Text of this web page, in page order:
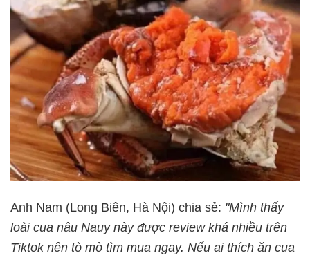
Anh Nam (Long Biên, Hà Nội) chia sẻ: "Mình thấy
loài cua nâu Nauy này được review khá nhiều trên
Tiktok nên tò mò tìm mua ngay. Nếu ai thích ăn cua